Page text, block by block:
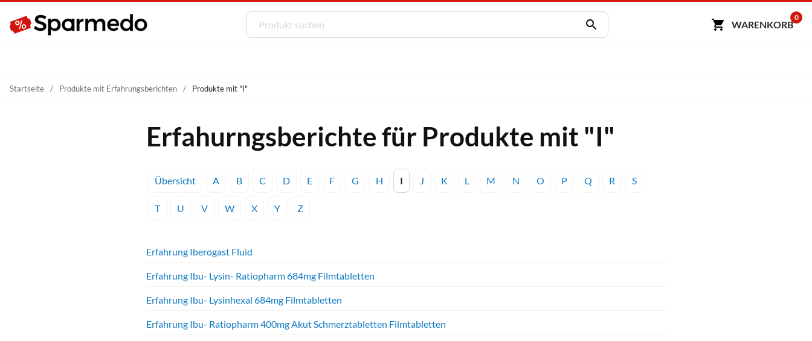
WARENKORB
0
Startseite Produkte mit Erfahrungsberichten Produkte mit "I"
Erfahurngsberichte für Produkte mit "I"
Übersicht A B C D E F G H I J K L M N O P Q R S
T U V W X Y Z
Erfahrung Iberogast Fluid
Erfahrung Ibu- Lysin- Ratiopharm 684mg Filmtabletten
Erfahrung Ibu- Lysinhexal 684mg Filmtabletten
Erfahrung Ibu- Ratiopharm 400mg Akut Schmerztabletten Filmtabletten